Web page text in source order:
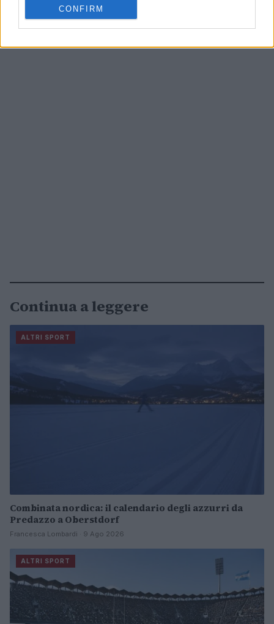
CONFIRM
Continua a leggere
ALTRI SPORT
Combinata nordica: il calendario degli azzurri da
Predazzo a Oberstdorf
Francesca Lombardi · 9 Ago 2026
ALTRI SPORT